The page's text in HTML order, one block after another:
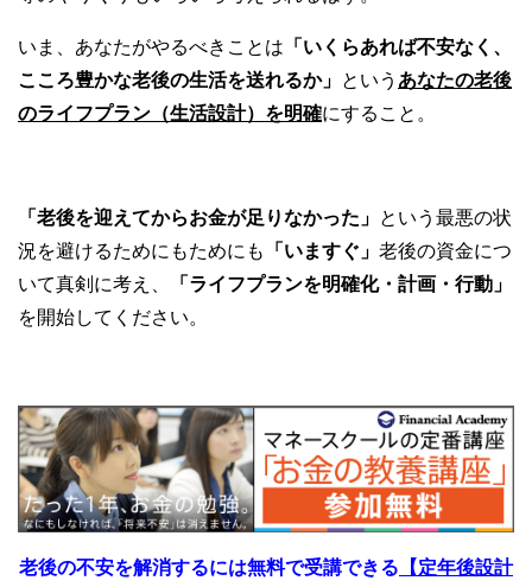
いま、あなたがやるべきことは 「いくらあれば不安なく、
こころ豊かな老後の生活を送れるか」 という あなたの老後
のライフプラン（生活設計）を明確にすること。
「老後を迎えてからお金が足りなかった」 という最悪の状
況を避けるためにもためにも
「いますぐ」 老後の資金につ
いて真剣に考え、
「ライフプランを明確化・計画・行動」
を開始してください。
老後の不安を解消するには無料で受講できる 【定年後設計